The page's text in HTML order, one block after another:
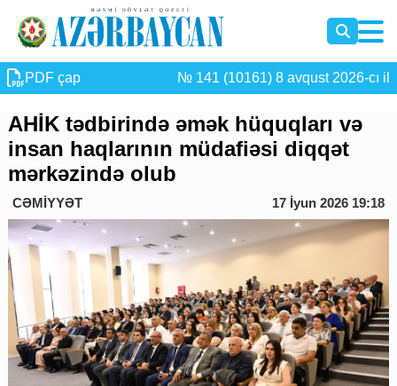
PDF çap № 141 (10161) 8 avqust 2026-cı il
AHİK tədbirində əmək hüquqları və
insan haqlarının müdafiəsi diqqət
mərkəzində olub
CƏMİYYƏT 17 İyun 2026 19:18